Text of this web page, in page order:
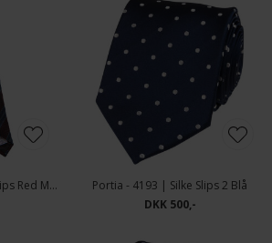
Oscar Jacobson - Tie | Slips Red Moon
Portia - 4193 | Silke Slips 2 Blå
DKK 500,-